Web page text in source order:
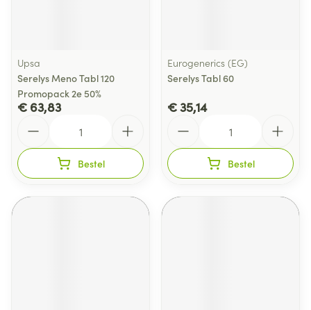
Upsa
Serelys Meno Tabl 120
Promopack 2e 50%
€ 63,83
Bestel
Eurogenerics (EG)
Serelys Tabl 60
€ 35,14
Bestel